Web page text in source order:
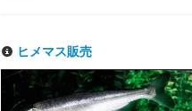
ヒメマス販売